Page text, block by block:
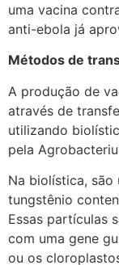
uma vacina
anti-ebola já
Métodos de
A produção de
através de
utilizando
pela
Na biolística,
tungstênio
Essas partículas
com uma gene
ou os